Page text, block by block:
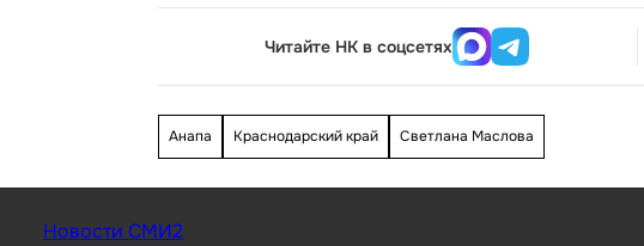
Читайте НК в соцсетях
Анапа Краснодарский край Светлана Маслова
Новости СМИ2